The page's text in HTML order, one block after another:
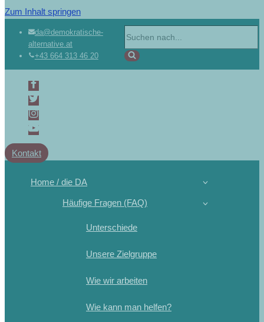
Zum Inhalt springen
da@demokratische-
alternative.at
+43 664 313 46 20
Kontakt
Home / die DA
Häufige Fragen (FAQ)
Unterschiede
Unsere Zielgruppe
Wie wir arbeiten
Wie kann man helfen?